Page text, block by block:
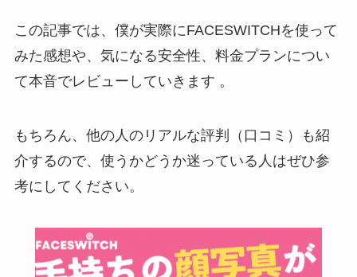
この記事では、僕が実際にFACESWITCHを使って
みた感想や、気になる安全性、料金プランについ
て本音でレビューしていきます 。
もちろん、他の人のリアルな評判（口コミ）も紹
介するので、使うかどうか迷っている人はぜひ参
考にしてください。